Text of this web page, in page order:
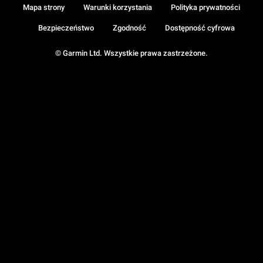
© Garmin Ltd. Wszystkie prawa zastrzeżone.
Mapa strony Warunki korzystania Polityka prywatności
Bezpieczeństwo Zgodność Dostępność cyfrowa